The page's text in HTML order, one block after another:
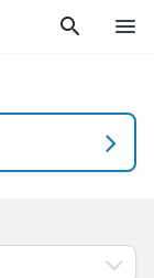
search menu